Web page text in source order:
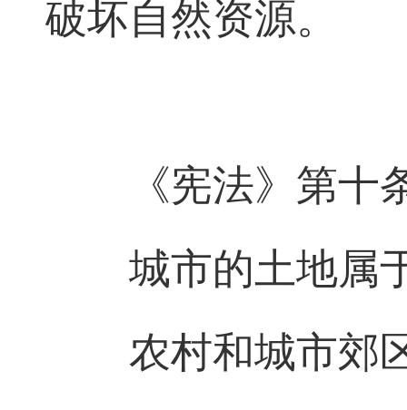
破坏自然资源。
《宪法》第十
城市的土地属
农村和城市郊